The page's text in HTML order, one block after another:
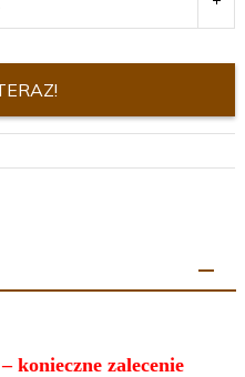
konieczne zalecenie